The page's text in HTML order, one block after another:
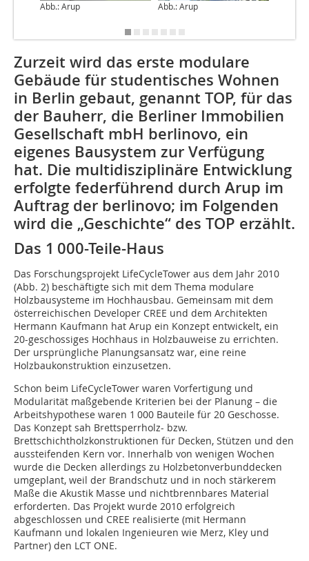
Abb.: Arup Abb.: Arup
Zurzeit wird das erste modulare
Gebäude für studentisches Wohnen
in Berlin gebaut, genannt TOP, für das
der Bauherr, die Berliner Immobilien
Gesellschaft mbH berlinovo, ein
eigenes Bausystem zur Verfügung
hat. Die multidisziplinäre Entwicklung
erfolgte feder­führend durch Arup im
Auftrag der berlinovo; im Folgenden
wird die „Geschichte“ des TOP erzählt.
Das 1 000-Teile-Haus
Das Forschungsprojekt LifeCycleTower aus dem Jahr 2010
(Abb. 2) beschäftigte sich mit dem Thema modulare
Holzbausysteme im Hochhausbau. Gemeinsam mit dem
österreichischen Developer CREE und dem Architekten
Hermann Kaufmann hat Arup ein Konzept entwickelt, ein
20-geschossiges Hochhaus in Holzbauweise zu errichten.
Der ursprüngliche Planungsansatz war, eine reine
Holzbaukonstruktion einzusetzen.
Schon beim LifeCycleTower waren Vorfertigung und
Modularität maßgebende Kriterien bei der Planung – die
Arbeitshypothese waren 1 000 Bauteile für 20 Geschosse.
Das Konzept sah Brettsperrholz- bzw.
Brettschichtholzkonstruktionen für Decken, Stützen und den
aussteifenden Kern vor. Innerhalb von wenigen Wochen
wurde die Decken allerdings zu Holzbetonverbunddecken
umgeplant, weil der Brandschutz und in noch stärkerem
Maße die Akustik Masse und nichtbrennbares Material
erforderten. Das Projekt wurde 2010 erfolgreich
abgeschlossen und CREE realisierte (mit Hermann
Kaufmann und lokalen Ingenieuren wie Merz, Kley und
Partner) den LCT ONE.